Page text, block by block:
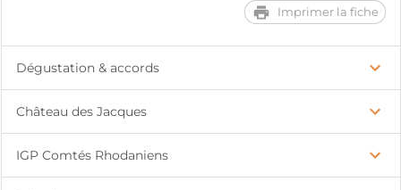
Imprimer la fiche
Dégustation & accords
Château des Jacques
IGP Comtés Rhodaniens